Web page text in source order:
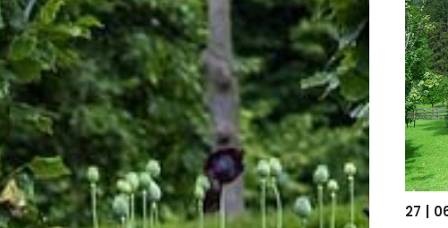
których
duże
zakres
a
27 |